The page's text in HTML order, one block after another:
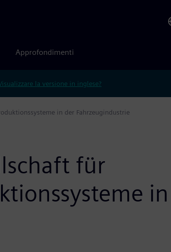
Approfondimenti
la versione in inglese?
in der Fahrzeugindustrie
für
in